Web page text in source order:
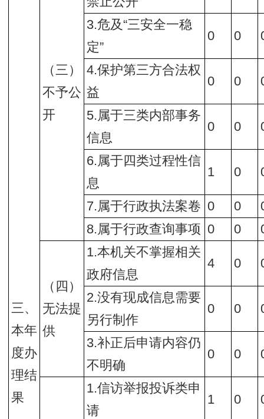
三、
本年
度办
理结
果
（三）
不予公
开
3.危及“三安全一稳
定”
0 0
4.保护第三方合法权
益
0 0
5.属于三类内部事务
信息
0 0
6.属于四类过程性信
息
1 0
7.属于行政执法案卷 0 0
8.属于行政查询事项 0 0
（四）
无法提
供
1.本机关不掌握相关
政府信息
4 0
2.没有现成信息需要
另行制作
0 0
3.补正后申请内容仍
不明确
0 0
1.信访举报投诉类申
请
1 0